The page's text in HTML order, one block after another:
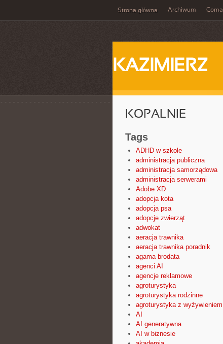
Strona główna Archiwum Coma
KAZIMIERZ
KOPALNIE
Tags
ADHD w szkole
administracja publiczna
administracja samorządowa
administracja serwerami
Adobe XD
adopcja kota
adopcja psa
adopcje zwierząt
adwokat
aeracja trawnika
aeracja trawnika poradnik
agama brodata
agenci AI
agencje reklamowe
agroturystyka
agroturystyka rodzinne
agroturystyka z wyżywieniem
AI
AI generatywna
AI w biznesie